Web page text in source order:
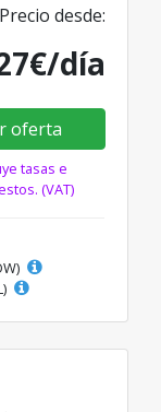
Precio desde:
día
oferta
tasas e
(VAT)